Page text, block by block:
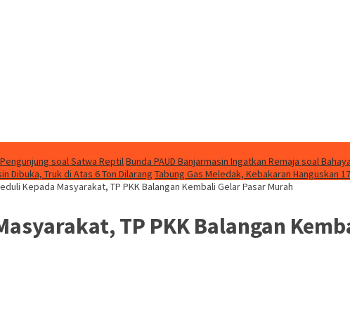
soal Satwa ReptilBunda PAUD Banjarmasin Ingatkan Remaja soal
Dibuka, Truk di Atas 6 Ton Dilarang Tabung Gas Meledak, Kebakaran Hanguskan
Kepada Masyarakat, TP PKK Balangan Kembali Gelar Pasar Murah
TP PKK Balangan